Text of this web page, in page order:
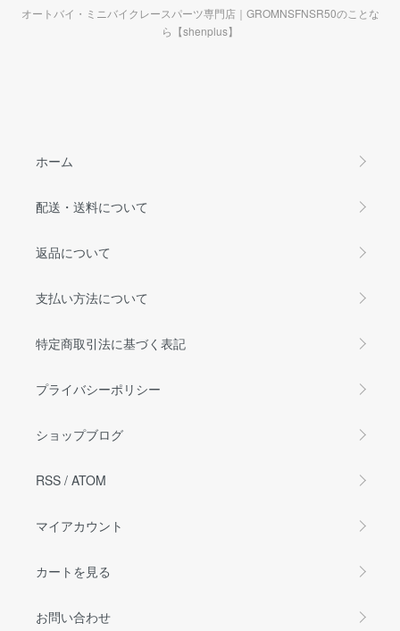
オートバイ・ミニバイクレースパーツ専門店｜GROMNSFNSR50のことな
ら【shenplus】
ホーム
配送・送料について
返品について
支払い方法について
特定商取引法に基づく表記
プライバシーポリシー
ショップブログ
RSS / ATOM
マイアカウント
カートを見る
お問い合わせ